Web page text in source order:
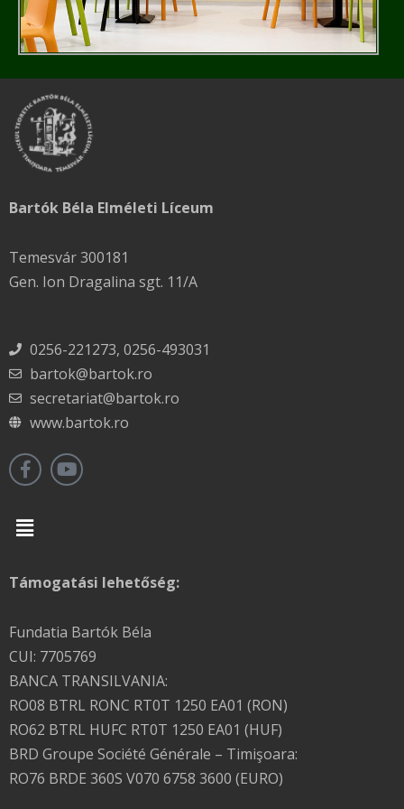
Bartók Béla Elméleti Líceum
Temesvár 300181
Gen. Ion Dragalina sgt. 11/A
0256-221273, 0256-493031
bartok@bartok.ro
secretariat@bartok.ro
www.bartok.ro
Menu
Támogatási lehetőség:
Fundatia Bartók Béla
CUI: 7705769
BANCA TRANSILVANIA:
RO08 BTRL RONC RT0T 1250 EA01 (RON)
RO62 BTRL HUFC RT0T 1250 EA01 (HUF)
BRD Groupe Société Générale – Timişoara:
RO76 BRDE 360S V070 6758 3600 (EURO)